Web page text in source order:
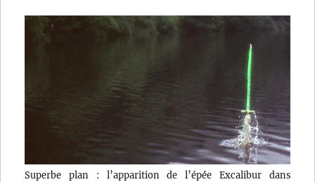
Superbe plan : l’apparition de l’épée Excalibur dans